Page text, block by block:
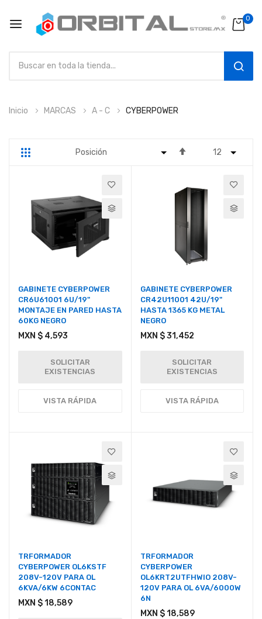
0
alInicio MARCAS A - C CYBERPOWER
Parrilla
GABINETE CYBERPOWER
CR6U61001 6U/19"
MONTAJE EN PARED HASTA
60KG NEGRO
MXN $ 4,593
SOLICITAR
EXISTENCIAS
VISTA RÁPIDA
GABINETE CYBERPOWER
CR42U11001 42U/19"
HASTA 1365 KG METAL
NEGRO
MXN $ 31,452
SOLICITAR
EXISTENCIAS
VISTA RÁPIDA
TRFORMADOR
CYBERPOWER OL6KSTF
208V-120V PARA OL
6KVA/6KW 6CONTAC
MXN $ 18,589
TRFORMADOR
CYBERPOWER
OL6KRT2UTFHWIO 208V-
120V PARA OL 6VA/6000W
6N
MXN $ 18,589